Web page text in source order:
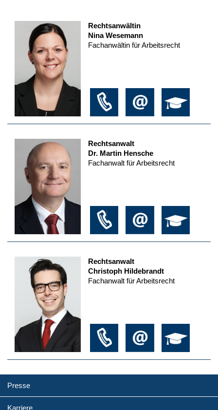
Rechtsanwältin
Nina Wesemann
Fachanwältin für Arbeitsrecht
Rechtsanwalt
Dr. Martin Hensche
Fachanwalt für Arbeitsrecht
Rechtsanwalt
Christoph Hildebrandt
Fachanwalt für Arbeitsrecht
Presse
Karriere